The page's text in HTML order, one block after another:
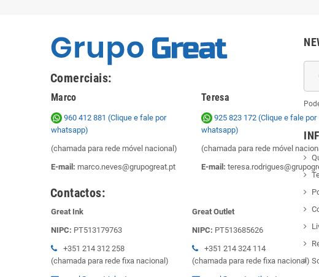
Comerciais:
Marco Teresa
960 412 881 (Clique e fale por
whatsapp)
(chamada para rede móvel nacional)
E-mail: marco.neves@grupogreat.pt
925 823 172 (Clique e fale por
whatsapp)
(chamada para rede móvel
E-mail:
Contactos:
Great Ink
NIPC: PT513179763
+351 214 312 258
(chamada para rede fixa nacional)
Great Outlet
NIPC: PT513685626
+351 214 324 114
(chamada para rede fixa nacional)